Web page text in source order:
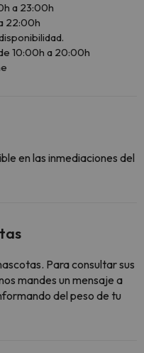
a 23:00h
22:00h
10:00h a 20:00h
en las inmediaciones del
Para consultar sus
mandes un mensaje a
del peso de tu